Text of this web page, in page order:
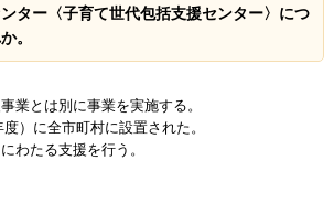
ター〈子育て世代包括支援センター〉につ
。
業とは別に事業を実施する。
）に全市町村に設置された。
わたる支援を行う。